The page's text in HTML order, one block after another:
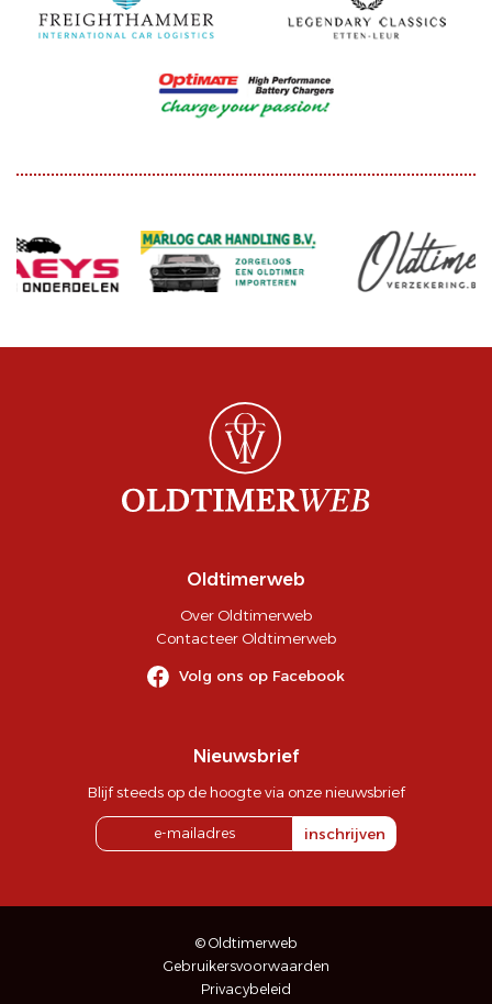
Oldtimerweb
Over Oldtimerweb
Contacteer Oldtimerweb
Volg ons op Facebook
Nieuwsbrief
Blijf steeds op de hoogte via onze nieuwsbrief
inschrijven
© Oldtimerweb
Gebruikersvoorwaarden
Privacybeleid